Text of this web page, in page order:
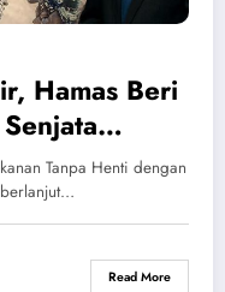
Hamas Beri
Musuh
Tanpa Henti dengan
berlanjut…
Read More